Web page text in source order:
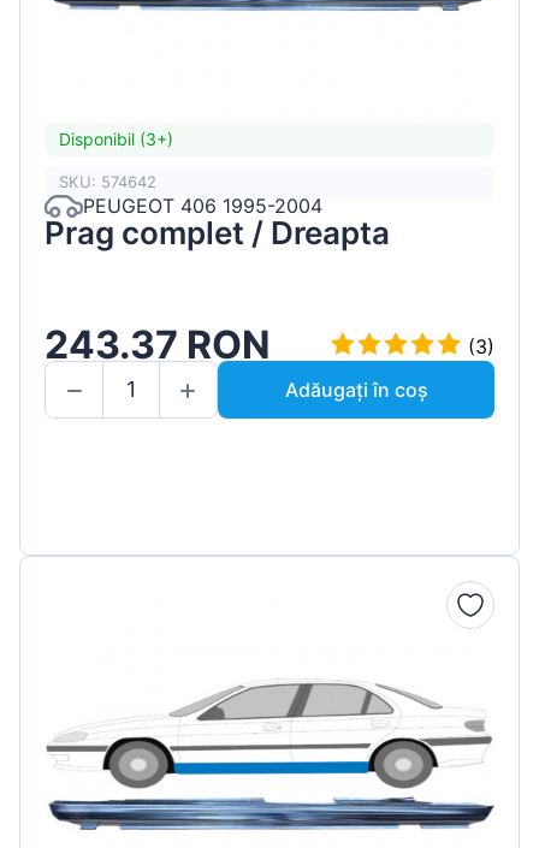
Disponibil (3+)
SKU: 574642
PEUGEOT 406 1995-2004
Prag complet / Dreapta
243.37 RON
(3)
Adăugați în coș